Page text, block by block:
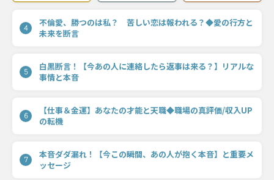
4
不倫愛、勝つのは私？ 苦しい恋は報われる？◆愛の行方と
未来を断言
5
白黒断言！【今あの人に連絡したら返事は来る？】リアルな
事情と本音
6
【仕事＆金運】あなたの才能と天職◆職場の真評価/収入UP
の転機
7
本音ダダ漏れ！【今この瞬間、あの人が抱く本音】と重要メ
ッセージ